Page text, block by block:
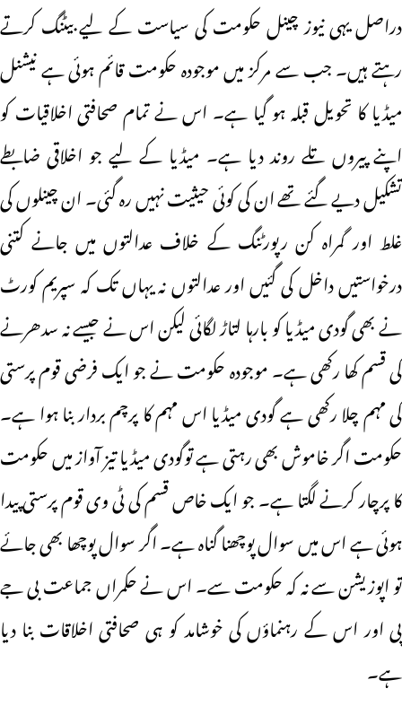
دراصل یہی نیوز چینل حکومت کی سیاست کے لیے بیٹنگ کرتے
رہتے ہیں۔ جب سے مرکز میں موجودہ حکومت قائم ہوئی ہے نیشنل
میڈیا کا تحویل قبلہ ہو گیا ہے۔ اس نے تمام صحافتی اخلاقیات کو
اپنے پیروں تلے روند دیا ہے۔ میڈیا کے لیے جو اخلاقی ضابطے
تشکیل دیے گئے تھے ان کی کوئی حیثیت نہیں رہ گئی۔ ان چینلوں کی
غلط اور گمراہ کن رپورٹنگ کے خلاف عدالتوں میں جانے کتنی
درخواستیں داخل کی گئیں اور عدالتوں نہ یہاں تک کہ سپریم کورٹ
نے بھی گودی میڈیا کو بارہا لتاڑ لگائی لیکن اس نے جیسے نہ سدھرنے
کی قسم کھا رکھی ہے۔ موجودہ حکومت نے جو ایک فرضی قوم پرستی
کی مہم چلا رکھی ہے گودی میڈیا اس مہم کا پرچم بردار بنا ہوا ہے۔
حکومت اگر خاموش بھی رہتی ہے توگودی میڈیا تیز آواز میں حکومت
کا پرچار کرنے لگتا ہے۔ جو ایک خاص قسم کی ٹی وی قوم پرستی پیدا
ہوئی ہے اس میں سوال پوچھنا گناہ ہے۔ اگر سوال پوچھا بھی جائے
تو اپوزیشن سے نہ کہ حکومت سے۔ اس نے حکمراں جماعت بی جے
پی اور اس کے رہنماؤں کی خوشامد کو ہی صحافتی اخلاقات بنا دیا
ہے۔